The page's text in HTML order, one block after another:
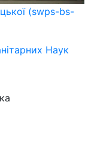
(swps-bs-
Наук